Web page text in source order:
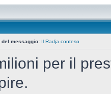
del messaggio: Il Radja conteso
per il